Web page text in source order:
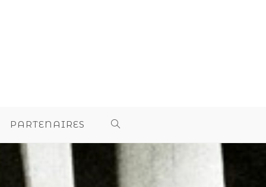
PARTENAIRES